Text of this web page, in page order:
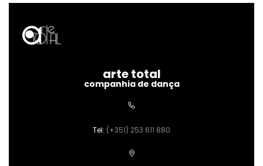
arte total
companhia de dança
Tel: (+351) 253 611 880